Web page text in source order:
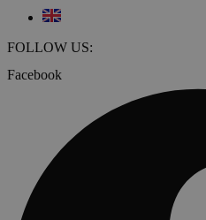
FOLLOW US:
Facebook